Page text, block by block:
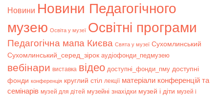
Новини Новини Педагогічного
музею Освіта у музеї Освітні програми
Педагогічна мапа Києва Свята у музеї Сухомлинський
Сухомлинський_серед_зірок аудіофонди_педмузею
вебінари виставка відео доступні_фонди_пму доступні
фонди конференція круглий стіл лекції матеріали конференцій та
семінарів музей для дітей музейні знахідки музей і діти музей і